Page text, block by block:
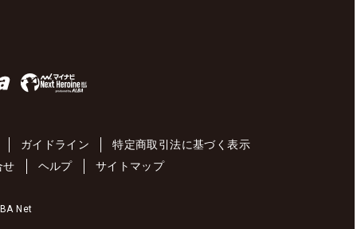
ガイドライン
特定商取引法に基づく表示
せ ヘルプ サイトマップ
Net